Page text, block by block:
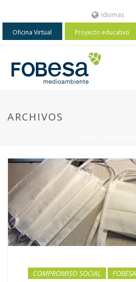
Idiomas
Oficina Virtual Proyecto educativo
ARCHIVOS
COMPROMISO SOCIAL FOBESA